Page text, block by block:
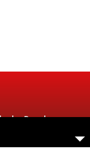
los Derechos